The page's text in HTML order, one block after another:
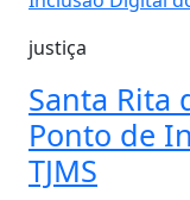
justiça
Santa Rita
Ponto de
TJMS